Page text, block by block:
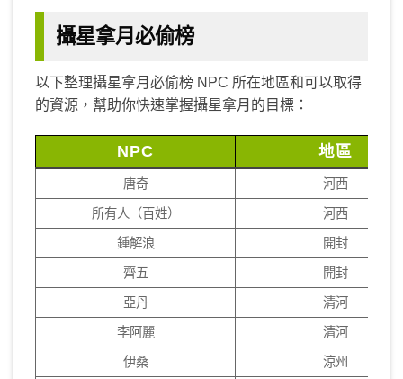
攝星拿月必偷榜
以下整理攝星拿月必偷榜 NPC 所在地區和可以取得
的資源，幫助你快速掌握攝星拿月的目標：
NPC 地區
唐奇 河西
所有人（百姓） 河西
鍾解浪 開封
齊五 開封
亞丹 清河
李阿麗 清河
伊桑 涼州